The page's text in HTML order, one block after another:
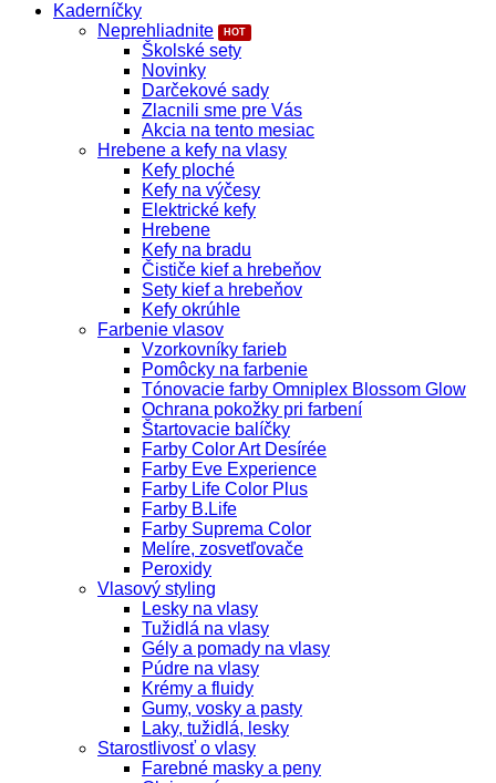
Kaderníčky
Neprehliadnite
Školské sety
Novinky
Darčekové sady
Zlacnili sme pre Vás
Akcia na tento mesiac
Hrebene a kefy na vlasy
Kefy ploché
Kefy na výčesy
Elektrické kefy
Hrebene
Kefy na bradu
Čističe kief a hrebeňov
Sety kief a hrebeňov
Kefy okrúhle
Farbenie vlasov
Vzorkovníky farieb
Pomôcky na farbenie
Tónovacie farby Omniplex Blossom Glow
Ochrana pokožky pri farbení
Štartovacie balíčky
Farby Color Art Desírée
Farby Eve Experience
Farby Life Color Plus
Farby B.Life
Farby Suprema Color
Melíre, zosvetľovače
Peroxidy
Vlasový styling
Lesky na vlasy
Tužidlá na vlasy
Gély a pomady na vlasy
Púdre na vlasy
Krémy a fluidy
Gumy, vosky a pasty
Laky, tužidlá, lesky
Starostlivosť o vlasy
Farebné masky a peny